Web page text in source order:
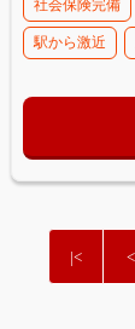
社会保険完備
駅から激近